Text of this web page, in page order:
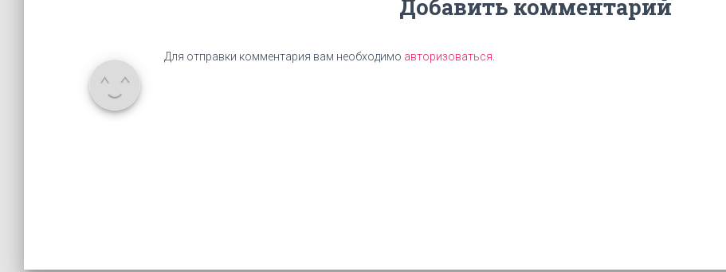
Добавить комментарий
Для отправки комментария вам необходимо авторизоваться